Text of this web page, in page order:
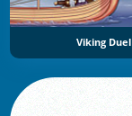
Viking Duel